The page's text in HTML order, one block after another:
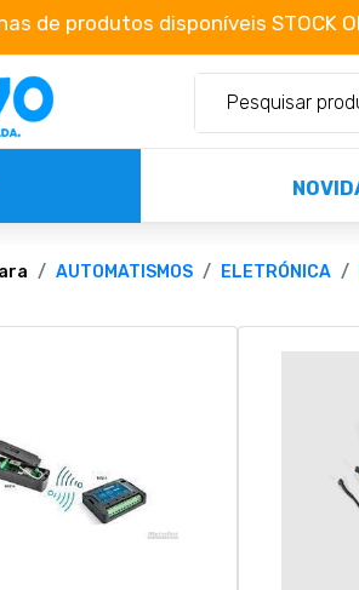
de produtos disponíveis STOCK
AUTOMATISMOS ELETRÓNICA